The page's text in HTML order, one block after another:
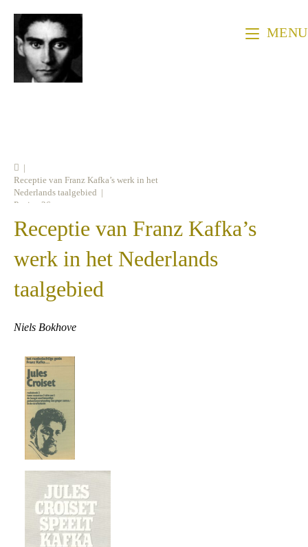
inhoud
MENU
Receptie van Franz Kafka’s
werk in het Nederlands
taalgebied
|
Receptie van Franz Kafka’s werk in het
Nederlands taalgebied |
Pagina 26
Niels Bokhove